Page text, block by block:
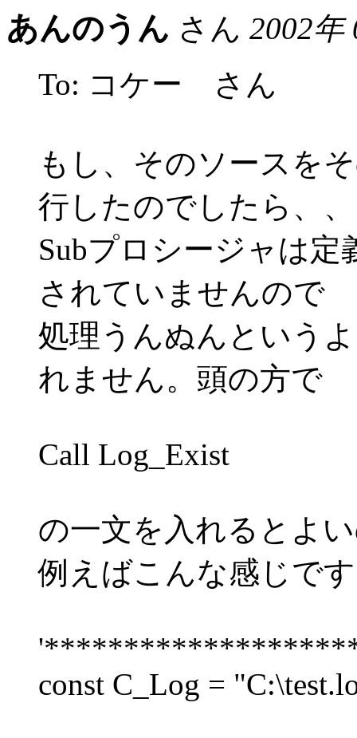
あんのうん さん 2002年
To: コケー さん
もし、そのソースを
行したのでしたら、、
Subプロシージャは
されていませんので
処理うんぬんという
れません。頭の方で
Call Log_Exist
の一文を入れるとよ
例えばこんな感じで
const C_Log =